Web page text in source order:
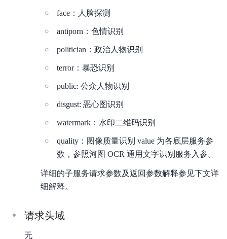
face：人脸探测
antiporn：色情识别
politician：政治人物识别
terror：暴恐识别
public: 公众人物识别
disgust: 恶心图识别
watermark：水印二维码识别
quality：图像质量识别 value 为各底层服务参
数，参照河图 OCR 通用文字识别服务入参。
详细的子服务请求参数及返回参数解释参见下文详
细解释。
请求头域
无